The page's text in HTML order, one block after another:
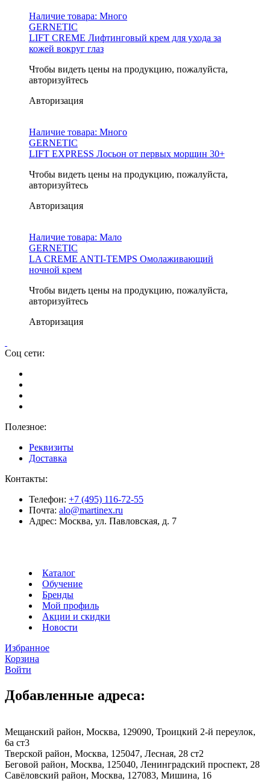
Наличие товара: Много
GERNETIC
LIFT CREME Лифтинговый крем для ухода за
кожей вокруг глаз
Чтобы видеть цены на продукцию, пожалуйста,
авторизуйтесь
Авторизация
Наличие товара: Много
GERNETIC
LIFT EXPRESS Лосьон от первых морщин 30+
Чтобы видеть цены на продукцию, пожалуйста,
авторизуйтесь
Авторизация
Наличие товара: Мало
GERNETIC
LA CREME ANTI-TEMPS Омолаживающий
ночной крем
Чтобы видеть цены на продукцию, пожалуйста,
авторизуйтесь
Авторизация
Соц сети:
Полезное:
Реквизиты
Доставка
Контакты:
Телефон: +7 (495) 116-72-55
Почта: alo@martinex.ru
Адрес: Москва, ул. Павловская, д. 7
Каталог
Обучение
Бренды
Мой профиль
Акции и скидки
Новости
Избранное
Корзина
Войти
Добавленные адреса:
Мещанский район, Москва, 129090, Троицкий 2-й переулок,
6а ст3
Тверской район, Москва, 125047, Лесная, 28 ст2
Беговой район, Москва, 125040, Ленинградский проспект, 28
Савёловский район, Москва, 127083, Мишина, 16